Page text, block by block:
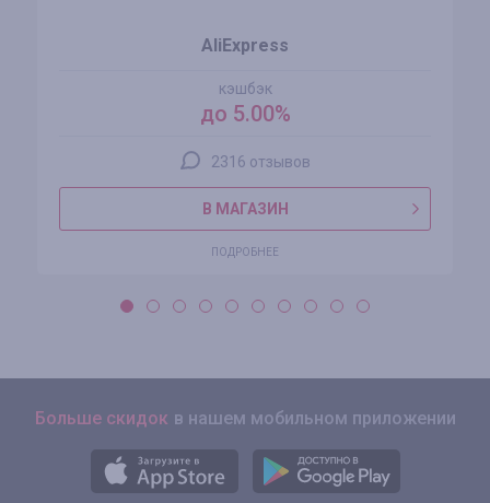
AliExpress
кэшбэк
до 5.00%
2316 отзывов
В МАГАЗИН
ПОДРОБНЕЕ
Больше скидок в нашем мобильном приложении